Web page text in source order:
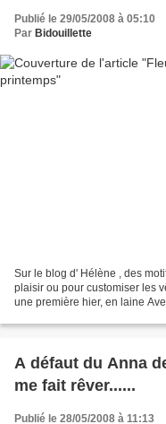
Publié le 29/05/2008 à 05:10
Par Bidouillette
Sur le blog d' Hélène , des
plaisir ou pour customiser les
une première hier, en laine
A défaut du Anna
me fait rêver......
Publié le 28/05/2008 à 11:13